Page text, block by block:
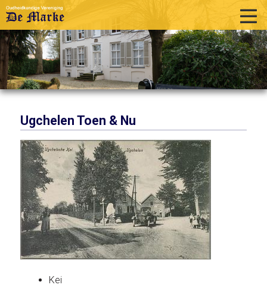
home
historie
activiteiten
Ugchelen Toen & Nu
Kei